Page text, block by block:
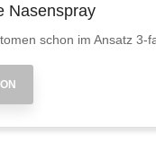
Nasenspray
schon im Ansatz 3-